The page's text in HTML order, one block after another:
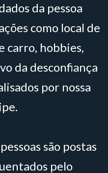
da pessoa
como local de
carro, hobbies,
da desconfiança
por nossa
são postas
pelo